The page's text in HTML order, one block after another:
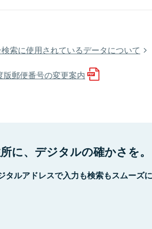
索に使用されているデータについて
版郵便番号の変更案内
に、デジタルの確かさを。
タルアドレスで入力も検索もスムーズ